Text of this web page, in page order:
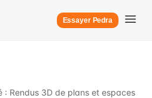
Essayer Pedra
: Rendus 3D de plans et espaces